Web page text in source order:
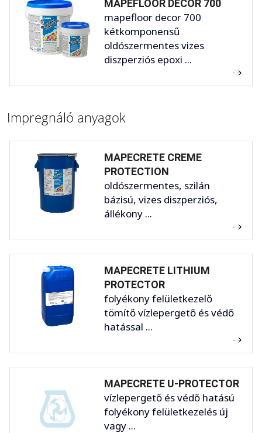
MAPEFLOOR DECOR 700
mapefloor decor 700
kétkomponensű
oldószermentes vizes
diszperziós epoxi ...
Impregnáló anyagok
MAPECRETE CREME
PROTECTION
oldószermentes, szilán
bázisú, vizes diszperziós,
állékony ...
MAPECRETE LITHIUM
PROTECTOR
folyékony felületkezelő
tömítő vízlepergető és védő
hatással ...
MAPECRETE U-PROTECTOR
vízlepergető és védő hatású
folyékony felületkezelés új
vagy ...